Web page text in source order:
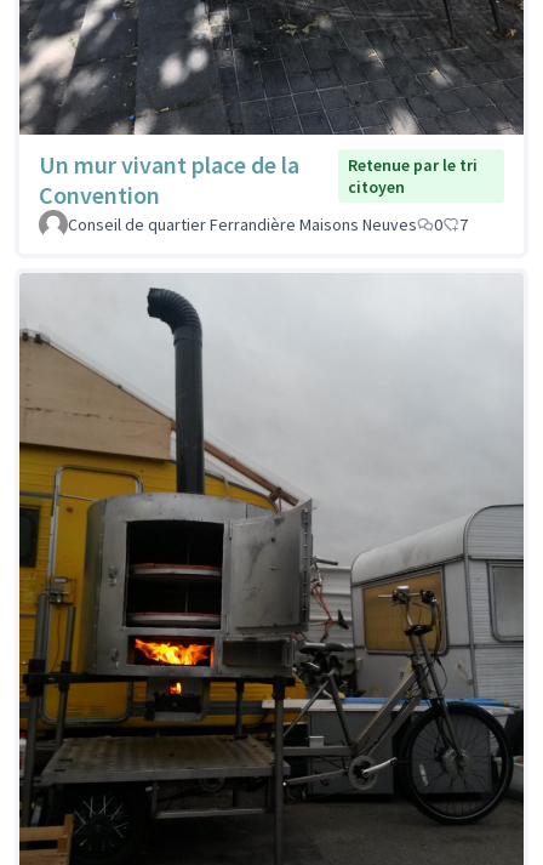
Un mur vivant place de la
Convention
Retenue par le tri
citoyen
Conseil de quartier Ferrandière Maisons Neuves
0 7